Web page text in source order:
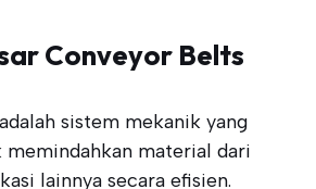
Conveyor Belts
sistem mekanik yang
memindahkan material dari
lainnya secara efisien.